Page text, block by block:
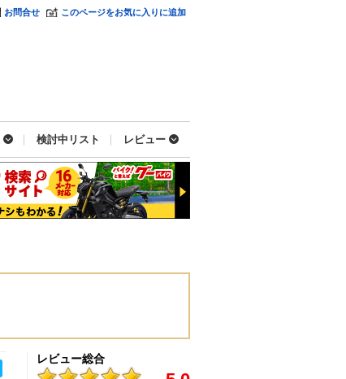
お問合せ このページをお気に入りに追加
検討中リスト レビュー
レビュー総合